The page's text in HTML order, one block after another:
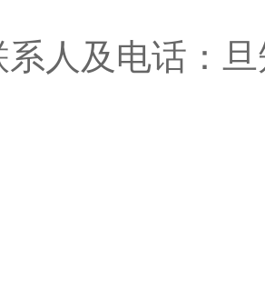
系人及电话：